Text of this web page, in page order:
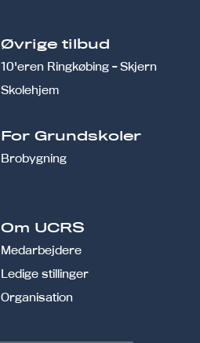
Øvrige tilbud
10'eren Ringkøbing - Skjern
Skolehjem
For Grundskoler
Brobygning
Om UCRS
Medarbejdere
Ledige stillinger
Organisation